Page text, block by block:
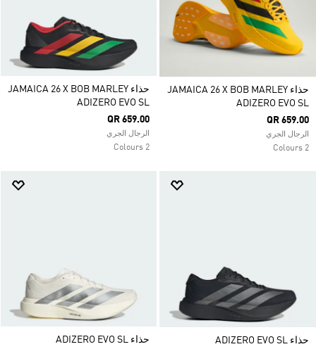
حذاء JAMAICA 26 X BOB MARLEY
ADIZERO EVO SL
QR 659.00
الرجال الجري
2 Colours
حذاء JAMAICA 26 X BOB MARLEY
ADIZERO EVO SL
QR 659.00
الرجال الجري
2 Colours
حذاء ADIZERO EVO SL حذاء ADIZERO EVO SL